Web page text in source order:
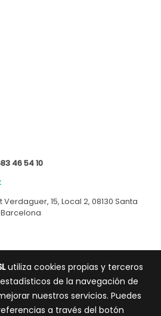
46 54 10
15, Local 2, 08130 Santa
utiliza cookies propias y terceros
de la navegación de
nuestros servicios. Puedes
a través del botón